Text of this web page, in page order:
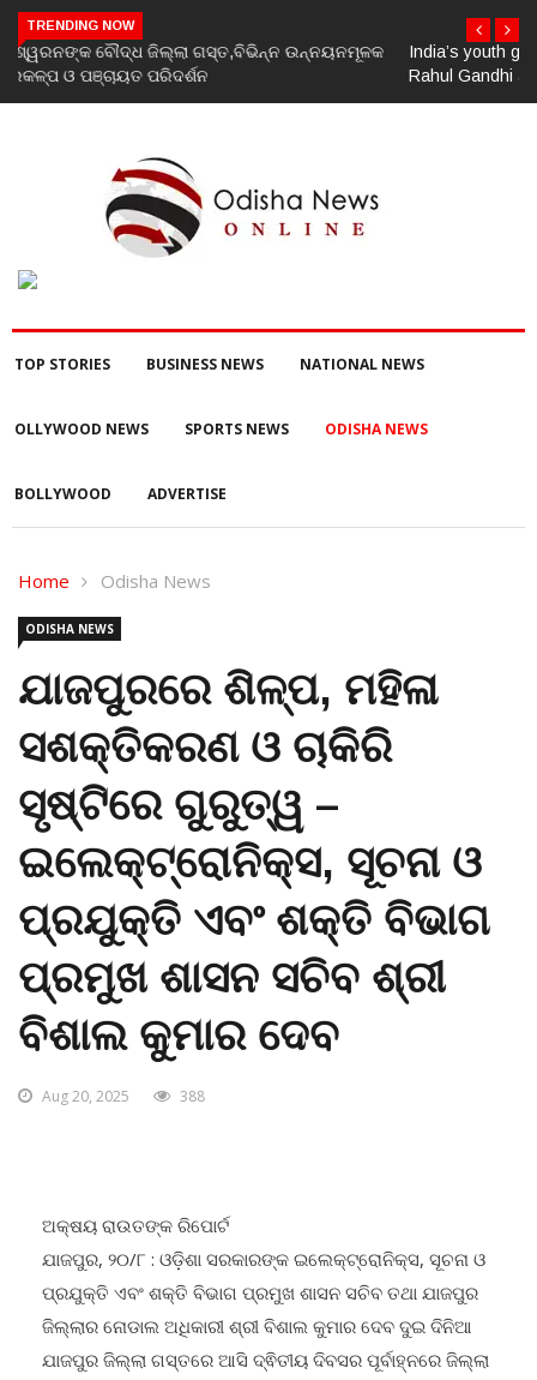
TRENDING NOW
India’s youth greatest strength, potential unmatched globally:
Rahul Gandhi at ‘Chhatron Ki Goonj’ event
TOP STORIES BUSINESS NEWS NATIONAL NEWS
OLLYWOOD NEWS SPORTS NEWS ODISHA NEWS
BOLLYWOOD ADVERTISE
Home Odisha News
ODISHA NEWS
ଯାଜପୁରରେ ଶିଳ୍ପ, ମହିଳା
ସଶକ୍ତିକରଣ ଓ ଚାକିରି
ସୃଷ୍ଟିରେ ଗୁରୁତ୍ୱ –
ଇଲେକ୍ଟ୍ରୋନିକ୍ସ, ସୂଚନା ଓ
ପ୍ରଯୁକ୍ତି ଏବଂ ଶକ୍ତି ବିଭାଗ
ପ୍ରମୁଖ ଶାସନ ସଚିବ ଶ୍ରୀ
ବିଶାଲ କୁମାର ଦେବ
Aug 20, 2025 388
ଅକ୍ଷୟ ରାଉତଙ୍କ ରିପୋର୍ଟ
ଯାଜପୁର, ୨୦/୮ : ଓଡ଼ିଶା ସରକାରଙ୍କ ଇଲେକ୍ଟ୍ରୋନିକ୍ସ, ସୂଚନା ଓ
ପ୍ରଯୁକ୍ତି ଏବଂ ଶକ୍ତି ବିଭାଗ ପ୍ରମୁଖ ଶାସନ ସଚିବ ତଥା ଯାଜପୁର
ଜିଲ୍ଲାର ନୋଡାଲ ଅଧିକାରୀ ଶ୍ରୀ ବିଶାଲ କୁମାର ଦେବ ଦୁଇ ଦିନିଆ
ଯାଜପୁର ଜିଲ୍ଲା ଗସ୍ତରେ ଆସି ଦ୍ଵିତୀୟ ଦିବସର ପୂର୍ବାହ୍ନରେ ଜିଲ୍ଲା